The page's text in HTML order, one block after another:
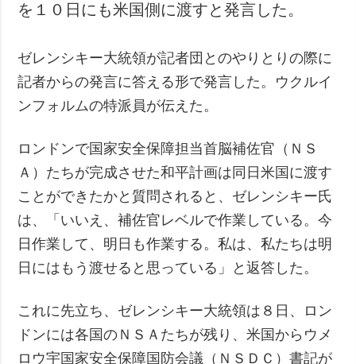
を１０日にも米国側に渡すと発言した。
ゼレンシキー大統領が記者団とのやりとりの際に
記者からの発言に答える形で発言した。ウクルイ
ンフォルムの特派員が伝えた。
ロンドンで国家安全保障担当首脳補佐官（ＮＳ
Ａ）たちが完成させた和平計画は同日米国に渡す
ことができたかと質問されると、ゼレンシキー氏
は、「いいえ、補佐官レベルで作業している。今
日作業して、明日も作業する。私は、私たちは明
日にはもう渡せると思っている」と返答した。
これに先立ち、ゼレンシキー大統領は８日、ロン
ドンには各国のＮＳＡたちが残り、米国からウメ
ロウ宇国家安全保障国防会議（ＮＳＤＣ）書記が